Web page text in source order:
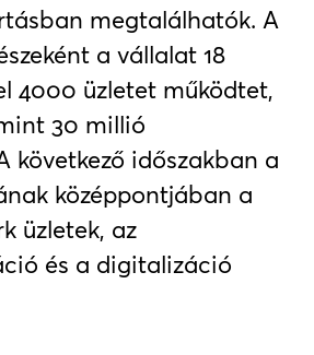
megtalálhatók. A
a vállalat 18
4000 üzletet működtet,
30 millió
következő időszakban a
középpontjában a
üzletek, az
és a digitalizáció